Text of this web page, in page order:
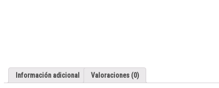
Información adicional Valoraciones (0)